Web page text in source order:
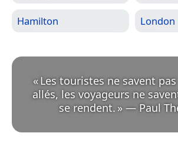
Hamilton London
«Les touristes ne savent
allés, les voyageurs ne
se rendent. » — Paul